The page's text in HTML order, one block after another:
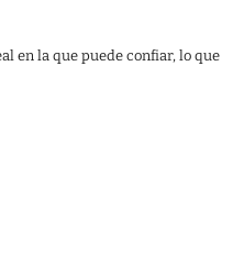
en la que puede confiar, lo que